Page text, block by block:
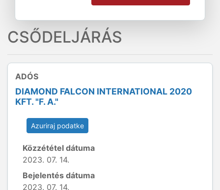
CSŐDELJÁRÁS
ADÓS
DIAMOND FALCON INTERNATIONAL 2020
KFT. "F. A."
Azuriraj podatke
Közzététel dátuma
2023. 07. 14.
Bejelentés dátuma
2023. 07. 14.